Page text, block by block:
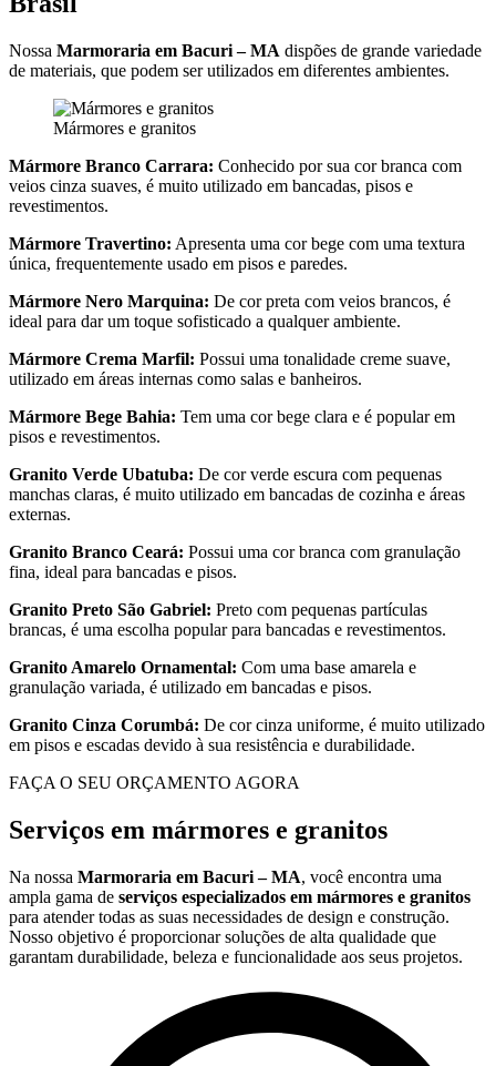
Nossa Marmoraria em Bacuri – MA dispões de grande variedade
de materiais, que podem ser utilizados em diferentes ambientes.
Mármores e granitos
Mármore Branco Carrara: Conhecido por sua cor branca com
veios cinza suaves, é muito utilizado em bancadas, pisos e
revestimentos.
Mármore Travertino: Apresenta uma cor bege com uma textura
única, frequentemente usado em pisos e paredes.
Mármore Nero Marquina: De cor preta com veios brancos, é
ideal para dar um toque sofisticado a qualquer ambiente.
Mármore Crema Marfil: Possui uma tonalidade creme suave,
utilizado em áreas internas como salas e banheiros.
Mármore Bege Bahia: Tem uma cor bege clara e é popular em
pisos e revestimentos.
Granito Verde Ubatuba: De cor verde escura com pequenas
manchas claras, é muito utilizado em bancadas de cozinha e áreas
externas.
Granito Branco Ceará: Possui uma cor branca com granulação
fina, ideal para bancadas e pisos.
Granito Preto São Gabriel: Preto com pequenas partículas
brancas, é uma escolha popular para bancadas e revestimentos.
Granito Amarelo Ornamental: Com uma base amarela e
granulação variada, é utilizado em bancadas e pisos.
Granito Cinza Corumbá: De cor cinza uniforme, é muito utilizado
em pisos e escadas devido à sua resistência e durabilidade.
FAÇA O SEU ORÇAMENTO AGORA
Serviços em mármores e granitos
Na nossa Marmoraria em Bacuri – MA, você encontra uma
ampla gama de serviços especializados em mármores e granitos
para atender todas as suas necessidades de design e construção.
Nosso objetivo é proporcionar soluções de alta qualidade que
garantam durabilidade, beleza e funcionalidade aos seus projetos.